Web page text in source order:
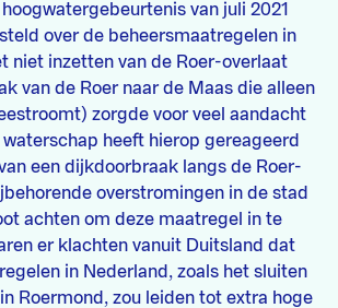
van juli 2021
over de beheersmaatregelen in
niet inzetten van de Roer-overlaat
van de Roer naar de Maas die alleen
zorgde voor veel aandacht
heeft hierop gereageerd
een dijkdoorbraak langs de Roer-
overstromingen in de stad
achten om deze maatregel in te
er klachten vanuit Duitsland dat
in Nederland, zoals het sluiten
Roermond, zou leiden tot extra hoge